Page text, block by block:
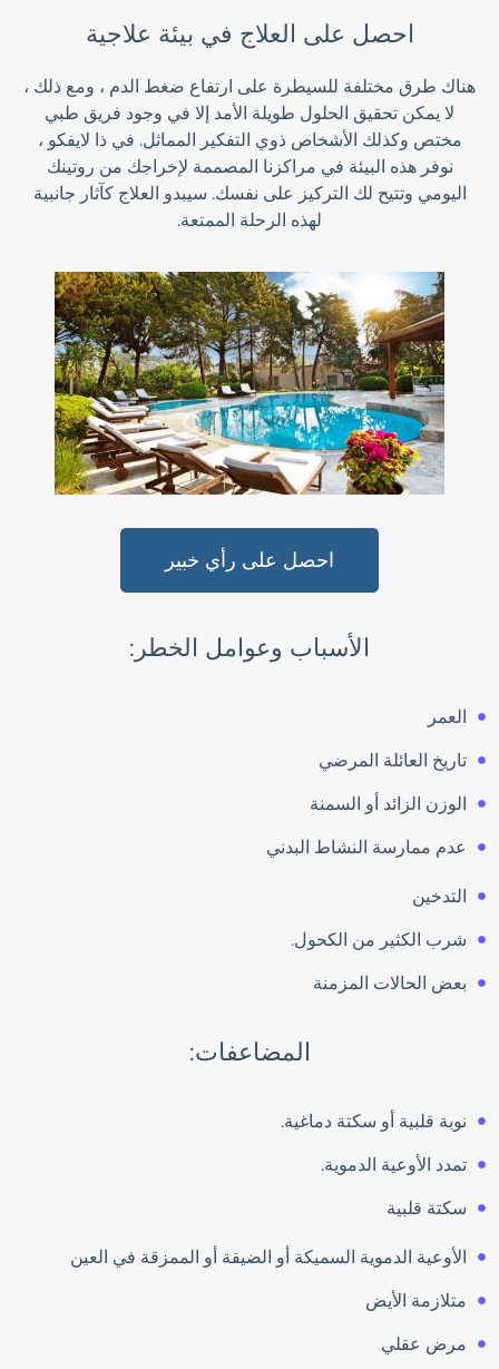
احصل على العلاج في بيئة علاجية
هناك طرق مختلفة للسيطرة على ارتفاع ضغط الدم ، ومع ذلك ،
لا يمكن تحقيق الحلول طويلة الأمد إلا في وجود فريق طبي
مختص وكذلك الأشخاص ذوي التفكير المماثل. في ذا لايفكو ،
نوفر هذه البيئة في مراكزنا المصممة لإخراجك من روتينك
اليومي وتتيح لك التركيز على نفسك. سيبدو العلاج كآثار جانبية
لهذه الرحلة الممتعة.
احصل على رأي خبير
الأسباب وعوامل الخطر:
العمر
تاريخ العائلة المرضي
الوزن الزائد أو السمنة
عدم ممارسة النشاط البدني
التدخين
شرب الكثير من الكحول.
بعض الحالات المزمنة
المضاعفات:
نوبة قلبية أو سكتة دماغية.
تمدد الأوعية الدموية.
سكتة قلبية
الأوعية الدموية السميكة أو الضيقة أو الممزقة في العين
متلازمة الأيض
مرض عقلي